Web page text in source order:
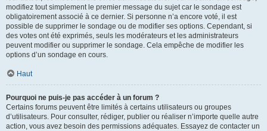
modifiez tout simplement le premier message du sujet car le sondage est
obligatoirement associé à ce dernier. Si personne n’a encore voté, il est
possible de supprimer le sondage ou de modifier ses options. Cependant, si
des votes ont été exprimés, seuls les modérateurs et les administrateurs
peuvent modifier ou supprimer le sondage. Cela empêche de modifier les
options d’un sondage en cours.
Haut
Pourquoi ne puis-je pas accéder à un forum ?
Certains forums peuvent être limités à certains utilisateurs ou groupes
d’utilisateurs. Pour consulter, rédiger, publier ou réaliser n’importe quelle autre
action, vous avez besoin des permissions adéquates. Essayez de contacter un